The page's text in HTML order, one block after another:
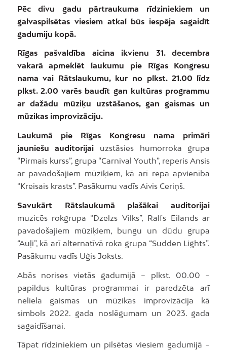
Pēc divu gadu pārtraukuma rīdziniekiem un
galvaspilsētas viesiem atkal būs iespēja sagaidīt
gadumiju kopā.
Rīgas pašvaldība aicina ikvienu 31. decembra
vakarā apmeklēt laukumu pie Rīgas Kongresu
nama vai Rātslaukumu, kur no plkst. 21.00 līdz
plkst. 2.00 varēs baudīt gan kultūras programmu
ar dažādu mūziķu uzstāšanos, gan gaismas un
mūzikas improvizāciju.
Laukumā pie Rīgas Kongresu nama primāri
jauniešu auditorijai uzstāsies humorroka grupa
“Pirmais kurss”, grupa “Carnival Youth”, reperis Ansis
ar pavadošajiem mūziķiem, kā arī repa apvienība
“Kreisais krasts”. Pasākumu vadīs Aivis Ceriņš.
Savukārt Rātslaukumā plašākai auditorijai
muzicēs rokgrupa “Dzelzs Vilks”, Ralfs Eilands ar
pavadošajiem mūziķiem, bungu un dūdu grupa
“Auļi”, kā arī alternatīvā roka grupa “Sudden Lights”.
Pasākumu vadīs Uģis Joksts.
Abās norises vietās gadumijā – plkst. 00.00 –
papildus kultūras programmai ir paredzēta arī
neliela gaismas un mūzikas improvizācija kā
simbols 2022. gada noslēgumam un 2023. gada
sagaidīšanai.
Tāpat rīdziniekiem un pilsētas viesiem gadumijā –